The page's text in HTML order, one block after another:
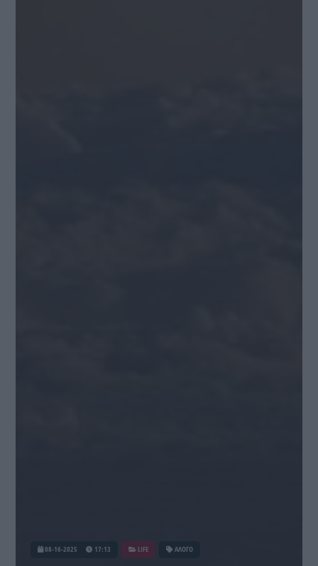
08-16-2025 17:13 LIFE ΑΛΟΓΟ